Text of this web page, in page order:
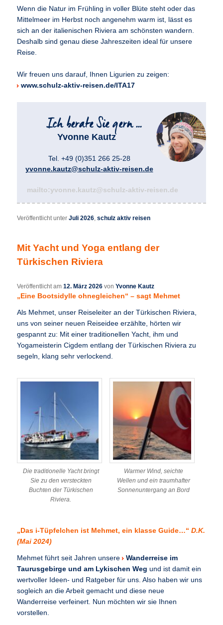
Wenn die Natur im Frühling in voller Blüte steht oder das
Mittelmeer im Herbst noch angenehm warm ist, lässt es
sich an der italienischen Riviera am schönsten wandern.
Deshalb sind genau diese Jahreszeiten ideal für unsere
Reise.
Wir freuen uns darauf, Ihnen Ligurien zu zeigen:
www.schulz-aktiv-reisen.de/ITA17
Yvonne Kautz
Tel. +49 (0)351 266 25-28
yvonne.kautz@schulz-aktiv-reisen.de
mailto:yvonne.kautz@schulz-aktiv-reisen.de
Veröffentlicht unter Juli 2026,schulz aktiv reisen
Mit Yacht und Yoga entlang der
Türkischen Riviera
Veröffentlicht am12. März 2026 vonYvonne Kautz
„Eine Bootsidylle ohnegleichen“ – sagt Mehmet
Als Mehmet, unser Reiseleiter an der Türkischen Riviera,
uns von seiner neuen Reiseidee erzählte, hörten wir
gespannt zu: Mit einer traditionellen Yacht, ihm und
Yogameisterin Cigdem entlang der Türkischen Riviera zu
segeln, klang sehr verlockend.
Die traditionelle Yacht bringt
Sie zu den versteckten
Buchten der Türkischen
Riviera.
Warmer Wind, seichte
Wellen und ein traumhafter
Sonnenuntergang an Bord
„Das i-Tüpfelchen ist Mehmet, ein klasse Guide…“D.K.
(Mai 2024)
Mehmet führt seit Jahren unsere Wanderreise im
Taurusgebirge und am Lykischen Wegund ist damit ein
wertvoller Ideen- und Ratgeber für uns. Also haben wir uns
sogleich an die Arbeit gemacht und diese neue
Wanderreise verfeinert. Nun möchten wir sie Ihnen
vorstellen.